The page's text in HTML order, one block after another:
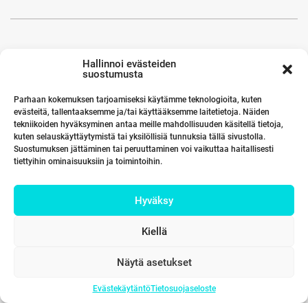
Hallinnoi evästeiden
suostumusta
Parhaan kokemuksen tarjoamiseksi käytämme teknologioita, kuten
evästeitä, tallentaaksemme ja/tai käyttääksemme laitetietoja. Näiden
tekniikoiden hyväksyminen antaa meille mahdollisuuden käsitellä tietoja,
kuten selauskäyttäytymistä tai yksilöllisiä tunnuksia tällä sivustolla.
Suostumuksen jättäminen tai peruuttaminen voi vaikuttaa haitallisesti
tiettyihin ominaisuuksiin ja toimintoihin.
Hyväksy
Kiellä
Näytä asetukset
EvästekäytäntöTietosuojaseloste